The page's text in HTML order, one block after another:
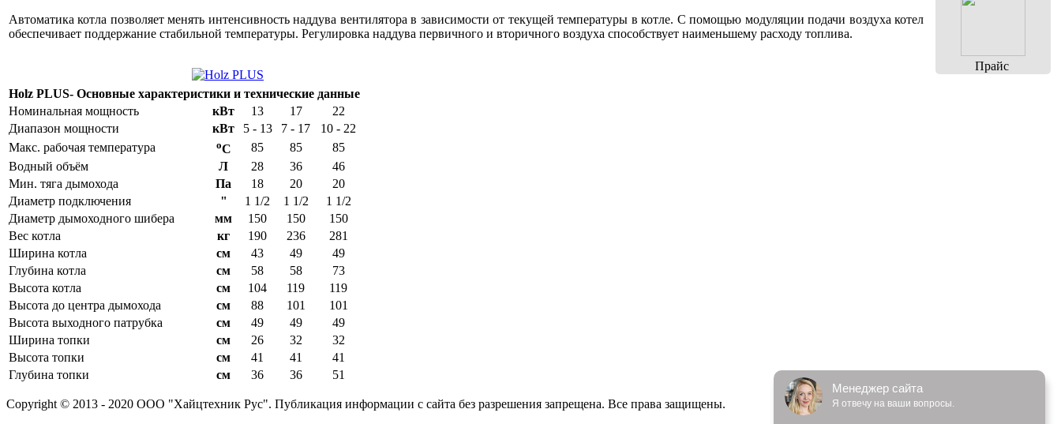
Автоматика котла позволяет менять интенсивность наддува вентилятора в зависимости от текущей температуры в котле. С помощью модуляции подачи воздуха котел
обеспечивает поддержание стабильной температуры. Регулировка наддува первичного и вторичного воздуха способствует наименьшему расходу топлива.
Прайс
Holz PLUS- Основные характеристики и технические данные
Номинальная мощность
кВт 13 17
22
Диапазон мощности
кВт 5 - 13 7 - 17
10 - 22
Макс. рабочая температура
oC 85 85
85
Водный объём
Л 28 36
46
Мин. тяга дымохода
Па 18 20
20
Диаметр подключения
" 1 1/2 1 1/2
1 1/2
Диаметр дымоходного шибера
мм 150 150
150
Вес котла
кг 190 236
281
Ширина котла
см 43 49
49
Глубина котла
см 58 58
73
Высота котла
см 104 119
119
Высота до центра дымохода
см 88 101
101
Высота выходного патрубка
см 49 49
49
Ширина топки
см 26 32
32
Высота топки
см 41 41
41
Глубина топки
см 36 36 51
Copyright © 2013 - 2020 ООО "Хайцтехник Рус". Публикация информации с сайта без разрешения запрещена. Все права защищены.
Менеджер сайта
Я отвечу на ваши вопросы.